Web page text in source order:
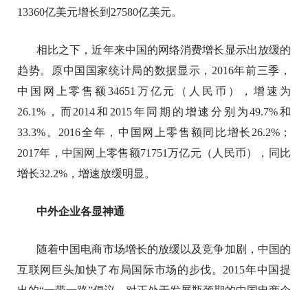
13360亿美元增长到27580亿美元。
相比之下，近年来中国的网络消费增长显示出放缓的
趋势。原中国国家统计局的数据显示，2016年前三季，
中国网上零售额34651万亿元（人民币），增速为
26.1%，而2014和2015年同期的增速分别为49.7%和
33.3%。2016全年，中国网上零售额同比增长26.2%；
2017年，中国网上零售额71751万亿元（人民币），同比
增长32.2%，增速放缓明显。
中外企业各显神通
随着中国电商市场增长的放缓以及竞争加剧，中国的
互联网巨头加快了布局国际市场的步伐。2015年中国提